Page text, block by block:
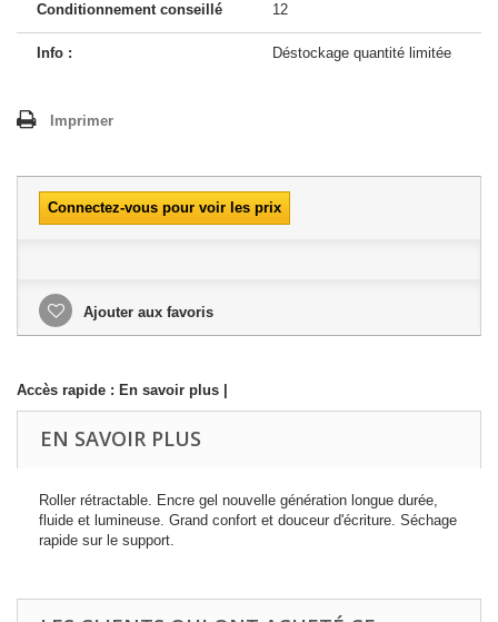
Conditionnement conseillé 12
Info : Déstockage quantité limitée
Imprimer
Connectez-vous pour voir les prix
Ajouter aux favoris
Accès rapide : En savoir plus
EN SAVOIR PLUS
Roller rétractable. Encre gel nouvelle génération longue durée,
fluide et lumineuse. Grand confort et douceur d'écriture. Séchage
rapide sur le support.